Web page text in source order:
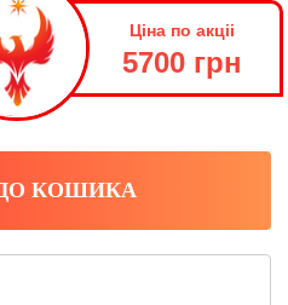
Ціна по акціі
5700 грн
КОШИКА